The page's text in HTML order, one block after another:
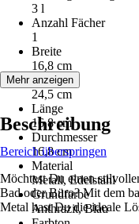
3 l
Anzahl Fächer
1
Breite
16,8 cm
Höhe
24,5 cm
Länge
16,8 cm
Durchmesser
16,8 cm
Material
Metall, Edelstahl
Grundfarbe
Anthrazit, Blau
Mehr anzeigen
Beschreibung
Bereich überspringen
Möchtest Du einen
Bad oder Büro? Mit dem
Metal hast Du die ideale